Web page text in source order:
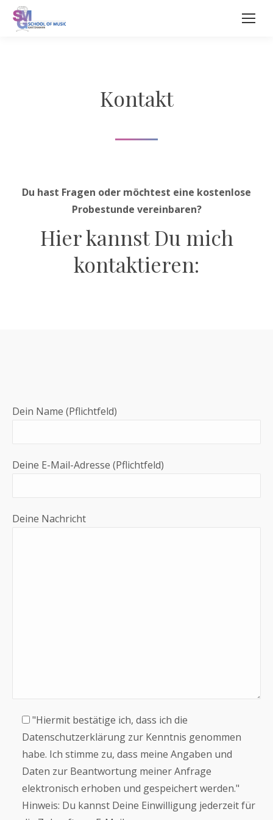
Kontakt
Du hast Fragen oder möchtest eine kostenlose
Probestunde vereinbaren?
Hier kannst Du mich
kontaktieren:
Dein Name (Pflichtfeld)
Deine E-Mail-Adresse (Pflichtfeld)
Deine Nachricht
"Hiermit bestätige ich, dass ich die
Datenschutzerklärung zur Kenntnis genommen
habe. Ich stimme zu, dass meine Angaben und
Daten zur Beantwortung meiner Anfrage
elektronisch erhoben und gespeichert werden."
Hinweis: Du kannst Deine Einwilligung jederzeit für